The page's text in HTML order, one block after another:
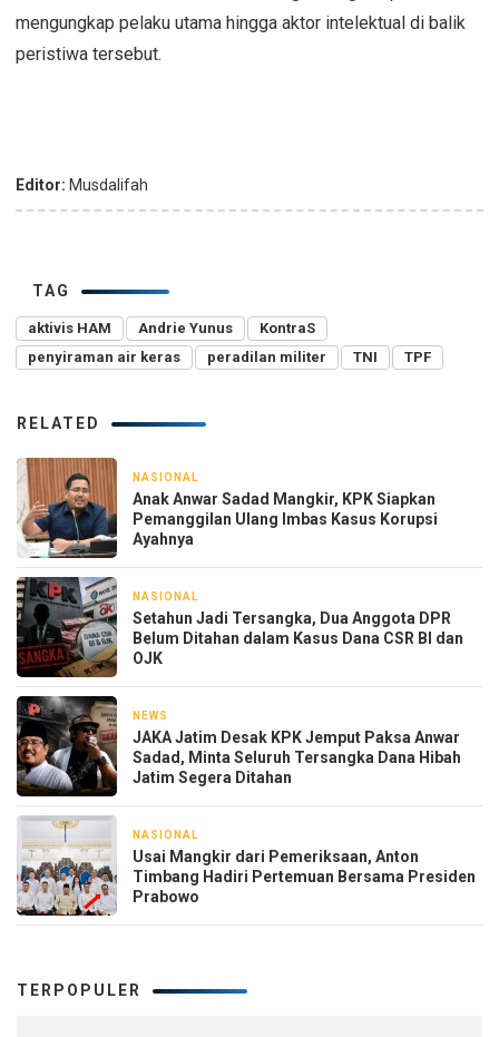
mengungkap pelaku utama hingga aktor intelektual di balik
peristiwa tersebut.
Editor: Musdalifah
TAG
aktivis HAM Andrie Yunus
KontraS
penyiraman air keras
peradilan militer TNI TPF
RELATED
NASIONAL
Anak Anwar Sadad Mangkir, KPK Siapkan
Pemanggilan Ulang Imbas Kasus Korupsi
Ayahnya
NASIONAL
Setahun Jadi Tersangka, Dua Anggota DPR
Belum Ditahan dalam Kasus Dana CSR BI dan
OJK
NEWS
JAKA Jatim Desak KPK Jemput Paksa Anwar
Sadad, Minta Seluruh Tersangka Dana Hibah
Jatim Segera Ditahan
NASIONAL
Usai Mangkir dari Pemeriksaan, Anton
Timbang Hadiri Pertemuan Bersama Presiden
Prabowo
TERPOPULER